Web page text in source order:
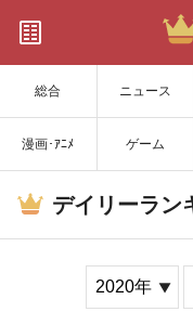
総合 ニュース
漫画･ｱﾆﾒ ゲーム
デイリーラン